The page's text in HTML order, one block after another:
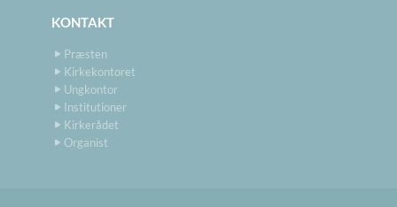
KONTAKT
Præsten
Kirkekontoret
Ungkontor
Institutioner
Kirkerådet
Organist